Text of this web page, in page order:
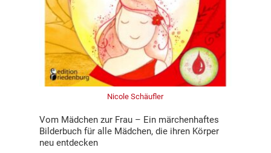
Nicole Schäufler
Vom Mädchen zur Frau – Ein märchenhaftes
Bilderbuch für alle Mädchen, die ihren Körper
neu entdecken